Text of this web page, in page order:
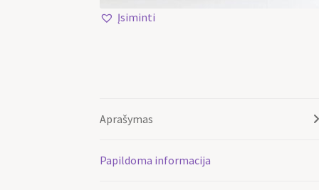
Įsiminti
Aprašymas
Papildoma informacija